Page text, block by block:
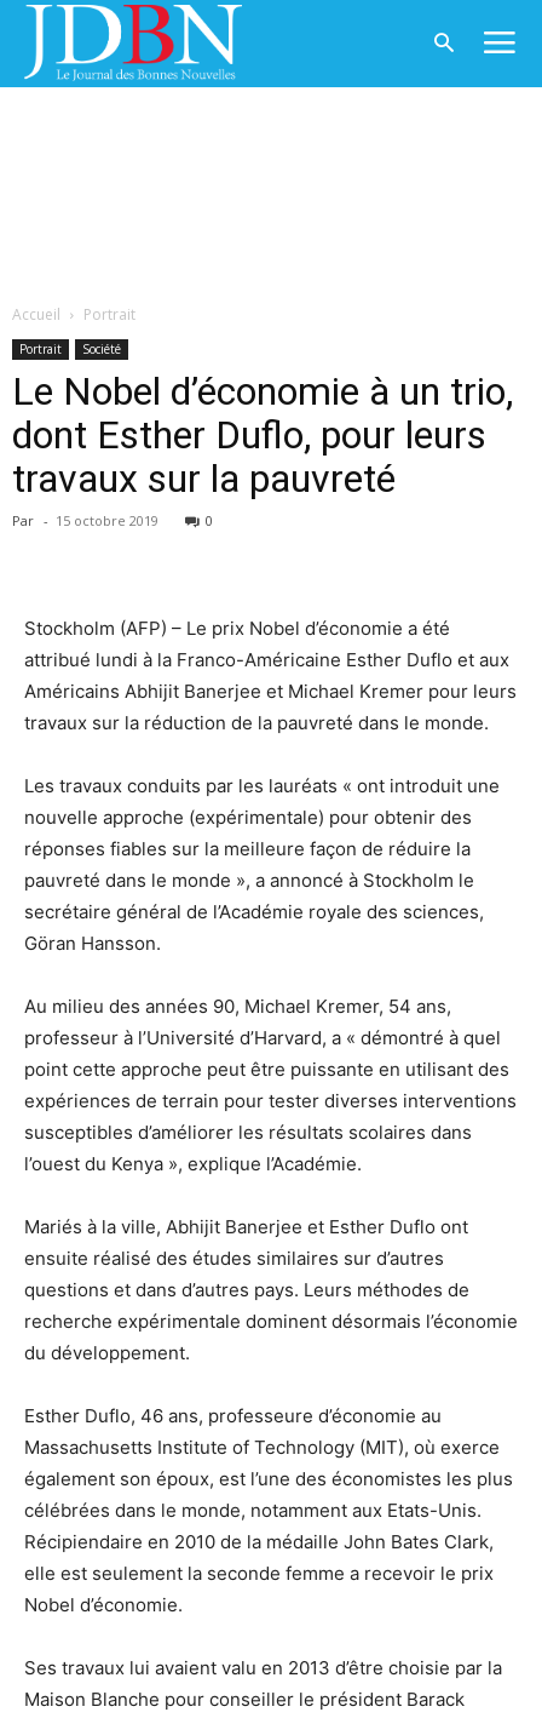
Accueil Portrait
Portrait Société
Le Nobel d’économie à un trio,
dont Esther Duflo, pour leurs
travaux sur la pauvreté
Par - 15 octobre 2019 0
Stockholm (AFP) – Le prix Nobel d’économie a été
attribué lundi à la Franco-Américaine Esther Duflo et aux
Américains Abhijit Banerjee et Michael Kremer pour leurs
travaux sur la réduction de la pauvreté dans le monde.
Les travaux conduits par les lauréats « ont introduit une
nouvelle approche (expérimentale) pour obtenir des
réponses fiables sur la meilleure façon de réduire la
pauvreté dans le monde », a annoncé à Stockholm le
secrétaire général de l’Académie royale des sciences,
Göran Hansson.
Au milieu des années 90, Michael Kremer, 54 ans,
professeur à l’Université d’Harvard, a « démontré à quel
point cette approche peut être puissante en utilisant des
expériences de terrain pour tester diverses interventions
susceptibles d’améliorer les résultats scolaires dans
l’ouest du Kenya », explique l’Académie.
Mariés à la ville, Abhijit Banerjee et Esther Duflo ont
ensuite réalisé des études similaires sur d’autres
questions et dans d’autres pays. Leurs méthodes de
recherche expérimentale dominent désormais l’économie
du développement.
Esther Duflo, 46 ans, professeure d’économie au
Massachusetts Institute of Technology (MIT), où exerce
également son époux, est l’une des économistes les plus
célébrées dans le monde, notamment aux Etats-Unis.
Récipiendaire en 2010 de la médaille John Bates Clark,
elle est seulement la seconde femme a recevoir le prix
Nobel d’économie.
Ses travaux lui avaient valu en 2013 d’être choisie par la
Maison Blanche pour conseiller le président Barack